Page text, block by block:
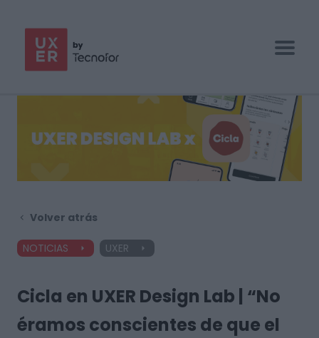
Volver atrás
NOTICIAS UXER
Cicla en UXER Design Lab | “No
éramos conscientes de que el